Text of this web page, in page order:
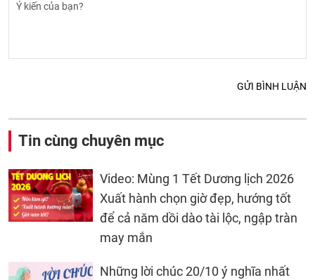
GỬI BÌNH LUẬN
Tin cùng chuyên mục
Video: Mùng 1 Tết Dương lịch 2026
Xuất hành chọn giờ đẹp, hướng tốt
để cả năm dồi dào tài lộc, ngập tràn
may mắn
Những lời chúc 20/10 ý nghĩa nhất